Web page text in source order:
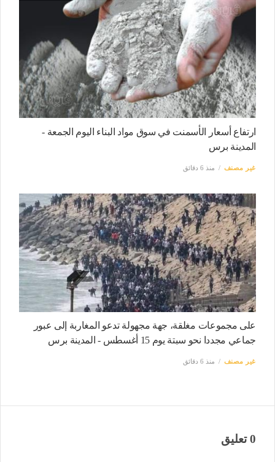
ارتفاع أسعار الأسمنت في سوق مواد البناء اليوم الجمعة -
المدينة برس
غير مصنف منذ 6 دقائق
على مجموعات مغلقة، جهة مجهولة تدعو المغاربة إلى عبور
جماعي مجددا نحو سبتة يوم 15 أغسطس - المدينة برس
غير مصنف منذ 6 دقائق
0 تعليق